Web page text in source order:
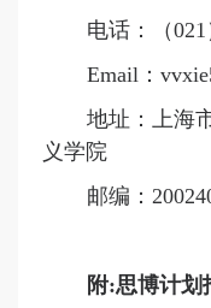
电话：（
Email：
地址：上海
义学院
邮编：
附:思博计划